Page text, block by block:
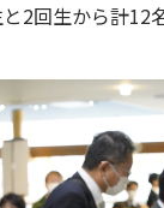
2回生から計12